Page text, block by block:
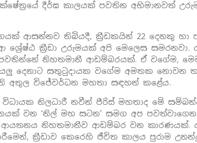
දීර්ඝ කාලයක් පවතින අභිමානවත්
ආසන්නව තිබියදී, ක්‍රීඩකයින් 22 දෙනකු
ශ්‍රේෂ්ඨ ක්‍රීඩා උරුමයක් අපි මෙලෙස
පවතින්නේ නිහතමානී ආඩම්බරයක්. ඒ වගේම,
දෙනාට සතුටුදායක වගේම අමතක නොවන
අතුල විජේවර්ධන මහතා සඳහන් කළේය.
විධායක නිලධාරී නවීන් පීරිස් මහතාද මේ
වන ‘නිල් මහ සටන’ සමග අප
නිහතමානීව ආඩම්බර වන කාරණයක්.
ක්‍රීඩාව කෙරෙහි ජීවිත කාලය පුරාම